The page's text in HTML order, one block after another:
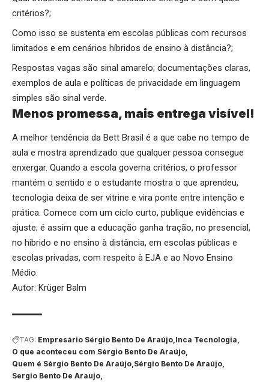
critérios?;
Como isso se sustenta em escolas públicas com recursos
limitados e em cenários híbridos de ensino à distância?;
Respostas vagas são sinal amarelo; documentações claras,
exemplos de aula e políticas de privacidade em linguagem
simples são sinal verde.
Menos promessa, mais entrega visível!
A melhor tendência da Bett Brasil é a que cabe no tempo de
aula e mostra aprendizado que qualquer pessoa consegue
enxergar. Quando a escola governa critérios, o professor
mantém o sentido e o estudante mostra o que aprendeu,
tecnologia deixa de ser vitrine e vira ponte entre intenção e
prática. Comece com um ciclo curto, publique evidências e
ajuste; é assim que a educação ganha tração, no presencial,
no híbrido e no ensino à distância, em escolas públicas e
escolas privadas, com respeito à EJA e ao Novo Ensino
Médio.
Autor: Krüger Balm
TAG: Empresário Sérgio Bento De Araújo Inca Tecnologia
O que aconteceu com Sérgio Bento De Araújo
Quem é Sérgio Bento De Araújo Sérgio Bento De Araújo
Sergio Bento De Araujo